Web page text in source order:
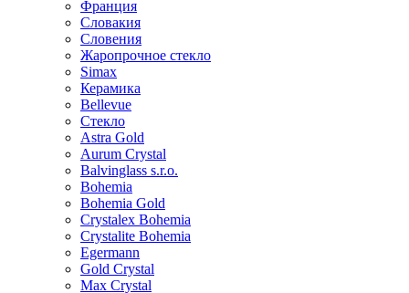
Франция
Словакия
Словения
Жаропрочное стекло
Simax
Керамика
Bellevue
Стекло
Astra Gold
Aurum Crystal
Balvinglass s.r.o.
Bohemia
Bohemia Gold
Crystalex Bohemia
Crystalite Bohemia
Egermann
Gold Crystal
Max Crystal